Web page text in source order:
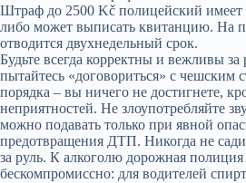
Штраф до 2500 Kč полицейский имеет
либо может выписать квитанцию. На
отводится двухнедельный срок.
Будьте всегда корректны и вежливы
пытайтесь «договориться» с чешским
порядка – вы ничего не достигнете,
неприятностей. Не злоупотребляйте
можно подавать только при явной
предотвращения ДТП. Никогда не
за руль. К алкоголю дорожная полиция
бескомпромиссно: для водителей